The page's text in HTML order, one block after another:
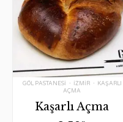
Tags:
GÖL PASTANESI IZMIR
KAŞARLI
AÇMA
Kaşarlı Açma